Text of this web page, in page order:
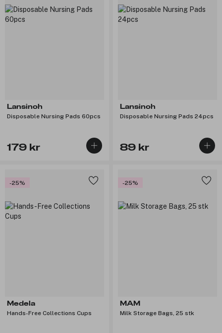
Lansinoh
Disposable Nursing Pads 60pcs
179 kr
Lansinoh
Disposable Nursing Pads 24pcs
89 kr
-25%
Medela
Hands-Free Collections Cups
-25%
MAM
Milk Storage Bags, 25 stk